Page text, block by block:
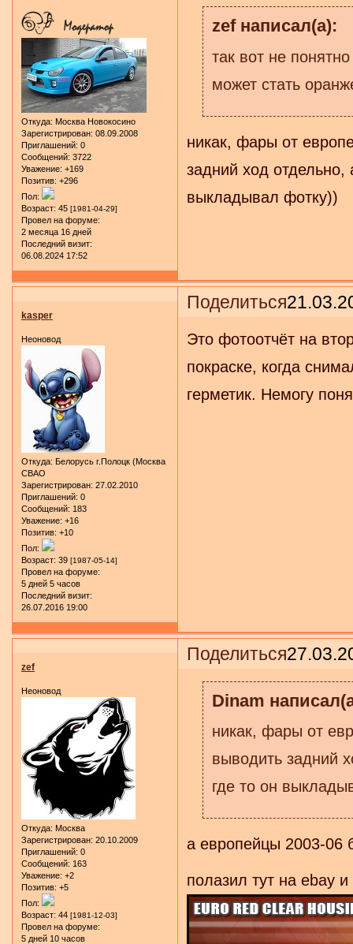
Откуда: Москва Новокосино
Зарегистрирован: 08.09.2008
Приглашений: 0
Сообщений: 3722
Уважение: +169
Позитив: +296
Пол:
Возраст: 45 [1981-04-29]
Провел на форуме:
2 месяца 16 дней
Последний визит:
06.08.2024 17:52
zef написал(а):
так вот не
может стать
никак, фары от
задний ход отдельно,
выкладывал фотку))
Поделиться
kasper
Неоновод
Откуда: Белорусь г.Полоцк (Москва
СВАО
Зарегистрирован: 27.02.2010
Приглашений: 0
Сообщений: 183
Уважение: +16
Позитив: +10
Пол:
Возраст: 39 [1987-05-14]
Провел на форуме:
5 дней 5 часов
Последний визит:
26.07.2016 19:00
Это фотоотчёт на
покраске, когда
герметик. Немогу
Поделиться
zef
Неоновод
Откуда: Москва
Зарегистрирован: 20.10.2009
Приглашений: 0
Сообщений: 163
Уважение: +2
Позитив: +5
Пол:
Возраст: 44 [1981-12-03]
Провел на форуме:
5 дней 10 часов
Dinam
никак, фары от
выводить задний
где то он
а европейцы 2003-06
полазил тут на ebay